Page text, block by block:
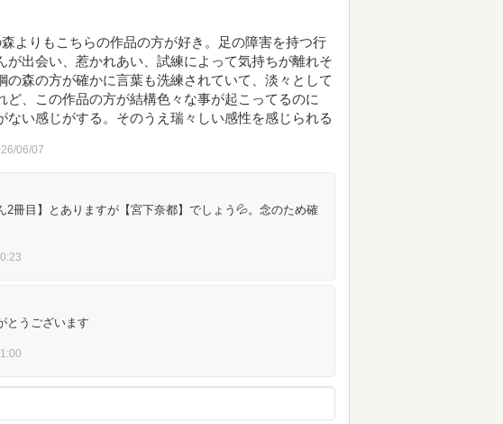
よりもこちらの作品の方が好き。足の障害を持つ行
が出会い、惹かれあい、試練によって気持ちが離れそ
の森の方が確かに言葉も洗練されていて、淡々として
ど、この作品の方が結構色々な事が起こってるのに
い感じがする。そのうえ瑞々しい感性を感じられる
06/07
2冊目】とありますが【宮下奈都】でしょう💦。念のため確
とうございます